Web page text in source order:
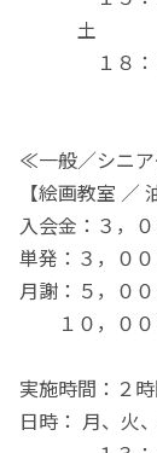
土
１８：３
≪一般／シニ
【絵画教室 ／
入会金：３，
単発：３，０
月謝：５，００
１０，００
実施時間：２
日時： 月、火